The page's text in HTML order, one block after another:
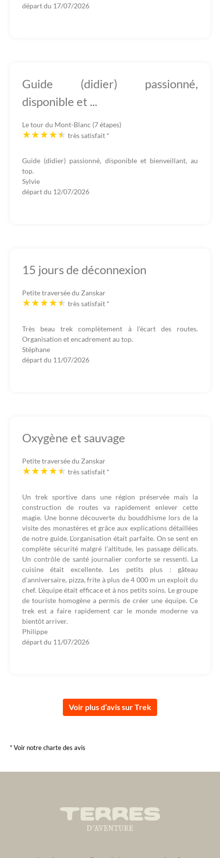
départ du 17/07/2026
Guide (didier) passionné,
disponible et ...
Le tour du Mont-Blanc (7 étapes)
très satisfait *
Guide (didier) passionné, disponible et bienveillant, au
top.
Sylvie
départ du 12/07/2026
15 jours de déconnexion
Petite traversée du Zanskar
très satisfait *
Très beau trek complètement à l’écart des routes.
Organisation et encadrement au top.
Stéphane
départ du 11/07/2026
Oxygène et sauvage
Petite traversée du Zanskar
très satisfait *
Un trek sportive dans une région préservée mais la
construction de routes va rapidement enlever cette
magie. Une bonne découverte du bouddhisme lors de la
visite des monastères et grâce aux explications détaillées
de notre guide. L’organisation était parfaite. On se sent en
complète sécurité malgré l'altitude, les passage délicats.
Un contrôle de santé journalier conforte se ressenti. La
cuisine était excellente. Les petits plus : gâteau
d'anniversaire, pizza, frite à plus de 4 000 m un exploit du
chef. L'équipe était efficace et à nos petits soins. Le groupe
de touriste homogène a permis de créer une équipe. Ce
trek est a faire rapidement car le monde moderne va
bientôt arriver.
Philippe
départ du 11/07/2026
Voir plus d’avis sur Trek
* Voir notre charte des avis